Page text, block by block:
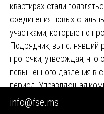
квартирах стали
соединения новых
участками, которые по
Подрядчик, выполнявший
протечки, утверждая, что
повышенного давления в
период. Управляющая
подрядчика, ссылаясь на
без замечаний.
info@fse.ms